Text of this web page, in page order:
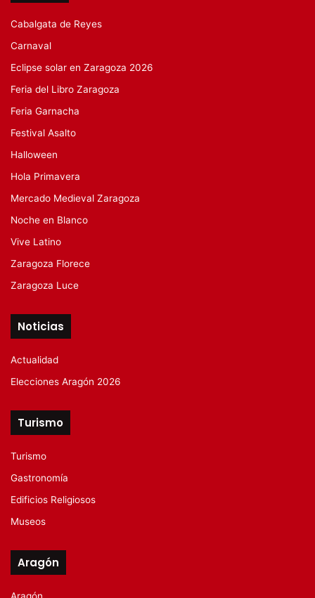
Cabalgata de Reyes
Carnaval
Eclipse solar en Zaragoza 2026
Feria del Libro Zaragoza
Feria Garnacha
Festival Asalto
Halloween
Hola Primavera
Mercado Medieval Zaragoza
Noche en Blanco
Vive Latino
Zaragoza Florece
Zaragoza Luce
Noticias
Actualidad
Elecciones Aragón 2026
Turismo
Turismo
Gastronomía
Edificios Religiosos
Museos
Aragón
Aragón